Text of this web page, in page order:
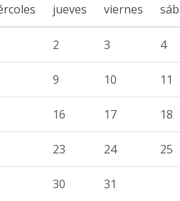
jueves viernes
2 3 4
9 10 11
16 17 18
23 24 25
30 31